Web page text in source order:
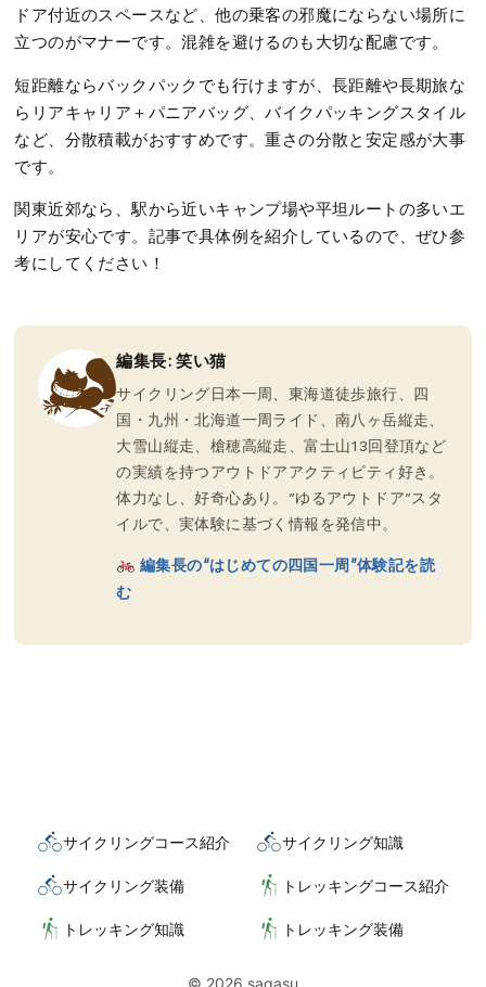
ドア付近のスペースなど、他の乗客の邪魔にならない場所に
立つのがマナーです。混雑を避けるのも大切な配慮です。
短距離ならバックパックでも行けますが、長距離や長期旅な
らリアキャリア＋パニアバッグ、バイクパッキングスタイル
など、分散積載がおすすめです。重さの分散と安定感が大事
です。
関東近郊なら、駅から近いキャンプ場や平坦ルートの多いエ
リアが安心です。記事で具体例を紹介しているので、ぜひ参
考にしてください！
編集長: 笑い猫
サイクリング日本一周、東海道徒歩旅行、四
国・九州・北海道一周ライド、南八ヶ岳縦走、
大雪山縦走、槍穂高縦走、富士山13回登頂など
の実績を持つアウトドアアクティビティ好き。
体力なし、好奇心あり。”ゆるアウトドア”スタ
イルで、実体験に基づく情報を発信中。
編集長の“はじめての四国一周”体験記を読
む
サイクリングコース紹介 サイクリング知識
サイクリング装備 トレッキングコース紹介
トレッキング知識 トレッキング装備